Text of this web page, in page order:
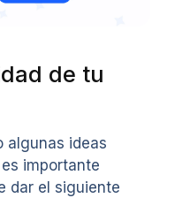
de tu
algunas ideas
importante
dar el siguiente